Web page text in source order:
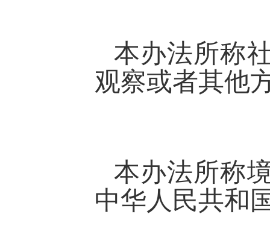
本办法所称
观察或者其他
本办法所称
中华人民共和